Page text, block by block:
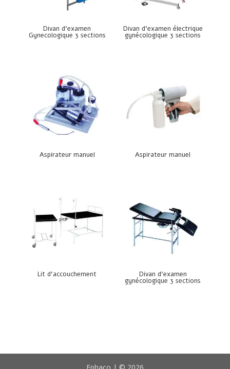
Divan d’examen
Gynecologique 3 sections
Divan d’examen électrique
gynécologique 3 sections
Aspirateur manuel Aspirateur manuel
Lit d’accouchement Divan d’examen
gynécologique 3 sections